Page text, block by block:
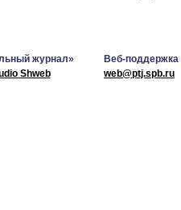
журнал»
Shweb
Веб-поддержка
web@ptj.spb.ru